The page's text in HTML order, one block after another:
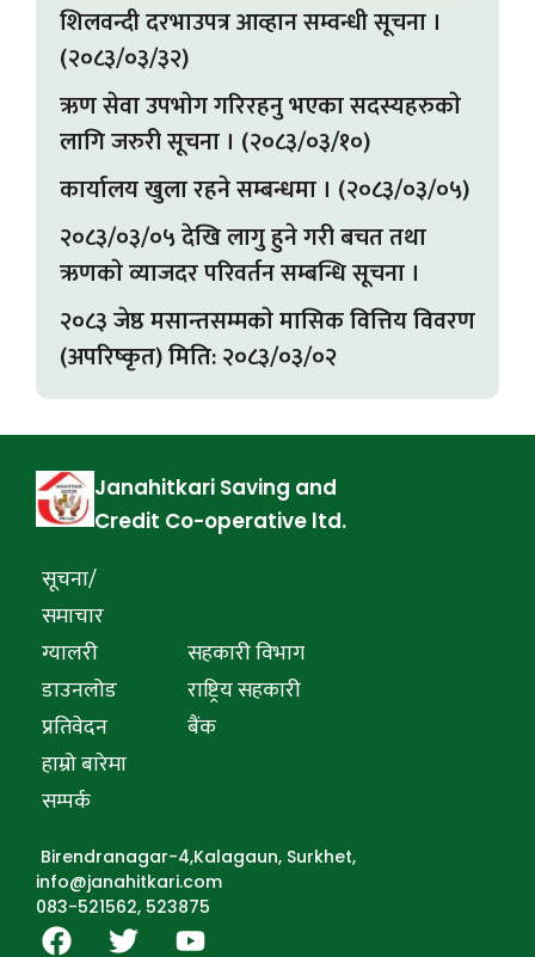
शिलवन्दी दरभाउपत्र आव्हान सम्वन्धी सूचना ।
(२०८३/०३/३२)
ऋण सेवा उपभाेग गरिरहनु भएका सदस्यहरुकाे
लागि जरुरी सूचना । (२०८३/०३/१०)
कार्यालय खुला रहने सम्बन्धमा । (२०८३/०३/०५)
२०८३/०३/०५ देखि लागु हुने गरी बचत तथा
ऋणकाे व्याजदर परिवर्तन सम्बन्धि सूचना ।
२०८३ जेष्ठ मसान्तसम्मकाे मासिक वित्तिय विवरण
(अपरिष्कृत) मिति: २०८३/०३/०२
Janahitkari Saving and
Credit Co-operative ltd.
सूचना/
समाचार
ग्यालरी
डाउनलोड
प्रतिवेदन
हाम्रो बारेमा
सम्पर्क
सहकारी विभाग
राष्ट्रिय सहकारी
बैंक
Birendranagar-4,Kalagaun, Surkhet,
info@janahitkari.com
083-521562, 523875